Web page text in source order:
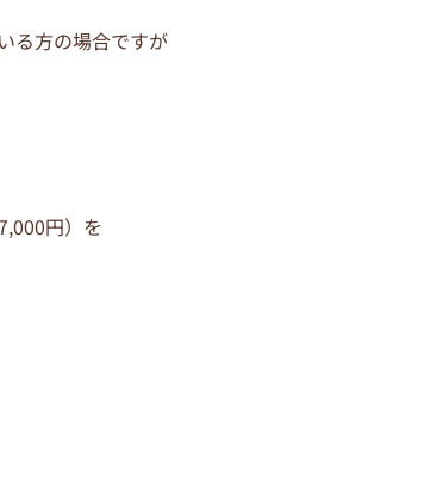
る方の場合ですが
円）を